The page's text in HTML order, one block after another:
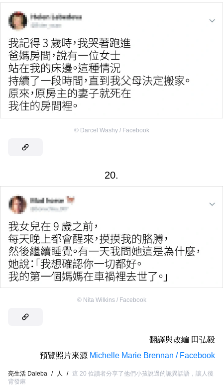
© Darcel Washy / Facebook
20.
© Nita Wilkins / Facebook
翻譯與改編 田弘毅
預覽照片來源 Michelle Marie Brennan / Facebook
亮生活 Daleba / 人 /
這 20 位讀者分享了他們小孩說過的詭異話語，讓人後
背發麻